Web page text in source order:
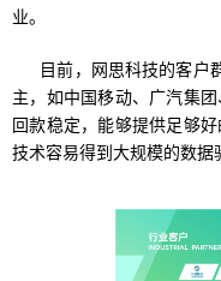
业。
目前，网思科技的客户
主，如中国移动、广汽集
回款稳定，能够提供足够
技术容易得到大规模的数据